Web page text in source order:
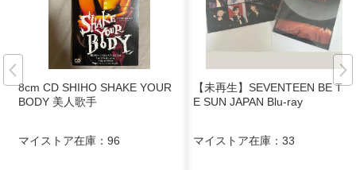
8cm CD SHIHO SHAKE YOUR
BODY 美人歌手
マイストア在庫： 96
【未再生】SEVENTEEN BE TH
E SUN JAPAN Blu-ray
マイストア在庫： 33